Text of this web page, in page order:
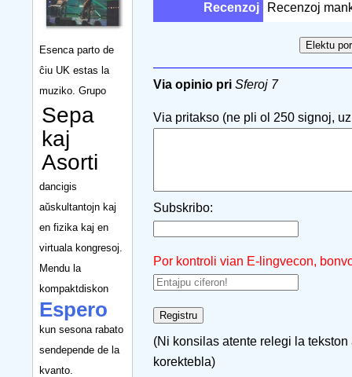
Esenca parto de
ĉiu UK estas la
muziko. Grupo
Sepa
kaj
Asorti
dancigis
aŭskultantojn kaj
en fizika kaj en
virtuala kongresoj.
Mendu la
kompaktdiskon
Espero
kun sesona rabato
sendepende de la
kvanto.
Recenzoj Recenzoj
Via opinio pri Sferoj 7
Via pritakso (ne pli ol 250 signoj,
Subskribo:
Por kontroli vian E-lingvecon,
(Ni konsilas atente relegi la
korektebla)